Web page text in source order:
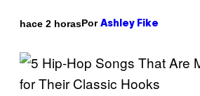
hace 2 horasPor Ashley Fike